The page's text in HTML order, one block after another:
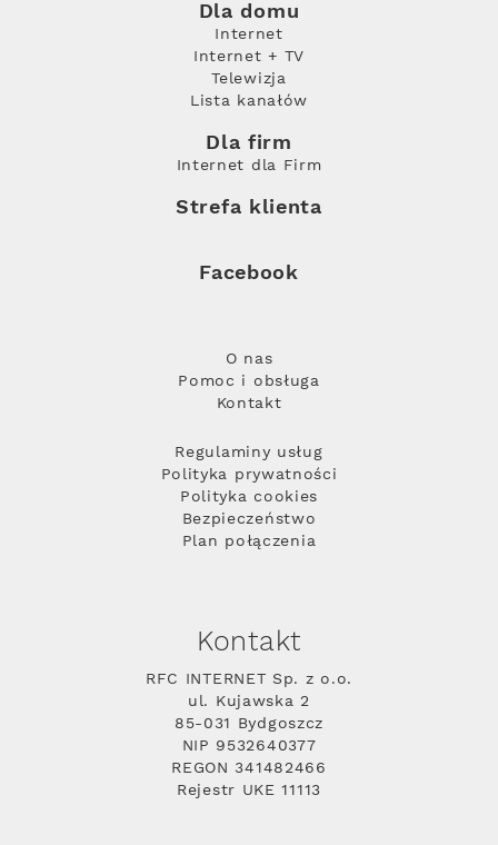
Dla domu
Internet
Internet + TV
Telewizja
Lista kanałów
Dla firm
Internet dla Firm
Strefa klienta
Facebook
O nas
Pomoc i obsługa
Kontakt
Regulaminy usług
Polityka prywatności
Polityka cookies
Bezpieczeństwo
Plan połączenia
Kontakt
RFC INTERNET Sp. z o.o.
ul. Kujawska 2
85-031 Bydgoszcz
NIP 9532640377
REGON 341482466
Rejestr UKE 11113